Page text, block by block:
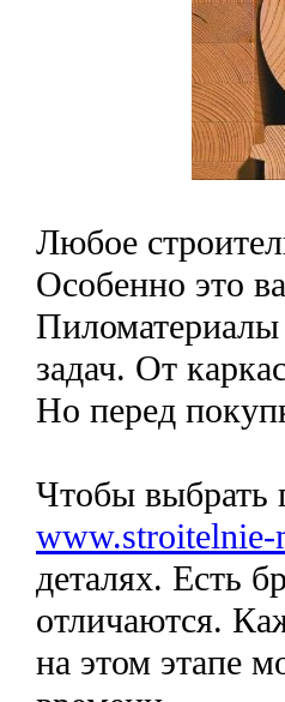
Любое
Особенно это
задач. От
Но перед
Чтобы выбрать
www.stroitelnie-
деталях. Есть
отличаются.
на этом этапе